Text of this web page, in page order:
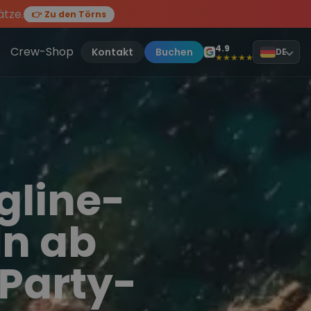
👉 Zu den Törns
Törn!
des Jahres, sei dabei.
Crew-Shop Kontakt Buchen 4.9
★★★★★ DE
ab